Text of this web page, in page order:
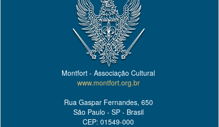
Montfort - Associação Cultural
www.montfort.org.br
Rua Gaspar Fernandes, 650
São Paulo - SP - Brasil
CEP: 01549-000